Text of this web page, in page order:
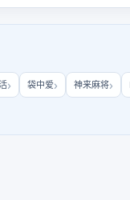
袋中爱 神来麻将